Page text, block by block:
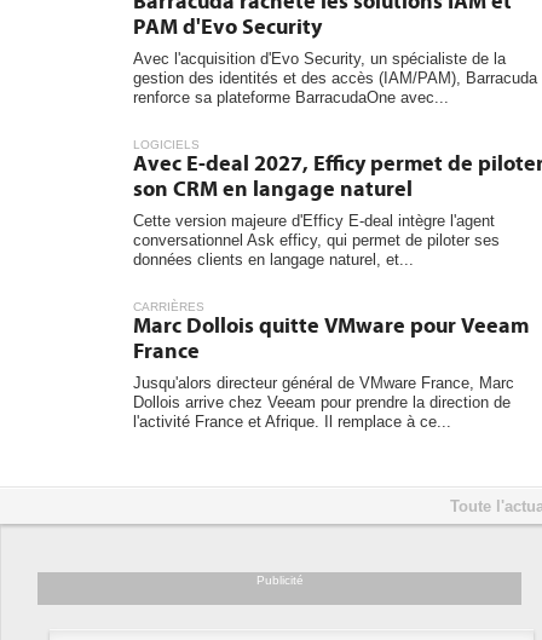
PAM d'Evo Security
Avec l'acquisition d'Evo Security, un spécialiste de la
gestion des identités et des accès (IAM/PAM), Barracuda
renforce sa plateforme BarracudaOne avec...
LOGICIELS
Avec E-deal 2027, Efficy permet de
son CRM en langage naturel
Cette version majeure d'Efficy E-deal intègre l'agent
conversationnel Ask efficy, qui permet de piloter ses
données clients en langage naturel, et...
CARRIÈRES
Marc Dollois quitte VMware pour Veeam
France
Jusqu'alors directeur général de VMware France, Marc
Dollois arrive chez Veeam pour prendre la direction de
l'activité France et Afrique. Il remplace à ce...
Toute
Publicité